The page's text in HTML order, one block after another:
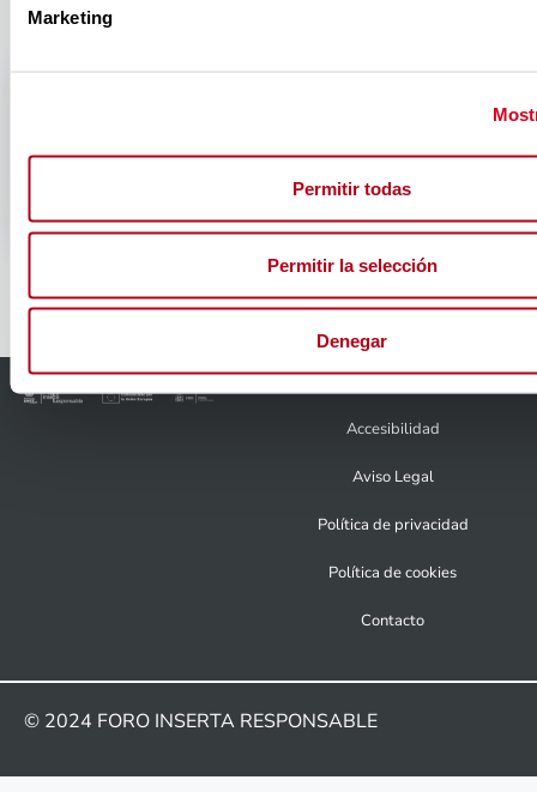
Marketing
Permitir todas
Permitir la selección
Denegar
Accesibilidad
Aviso Legal
Política de privacidad
Política de cookies
Contacto
© 2024 FORO INSERTA RESPONSABLE